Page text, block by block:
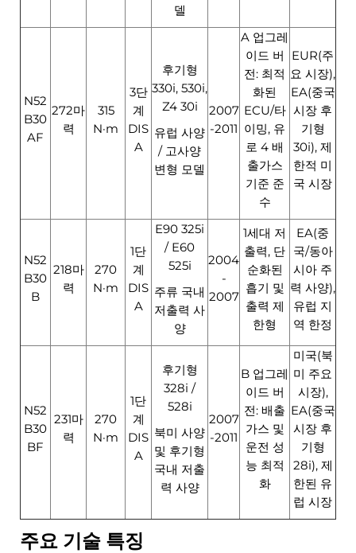
델
N52
B30
AF
272마
력
315
N·m
3단
계
DIS
A
후기형
330i, 530i,
Z4 30i
유럽 사양
/ 고사양
변형 모델
2007
-2011
A 업그레
이드 버
전: 최적
화된
ECU/타
이밍, 유
로 4 배
출가스
기준 준
수
EUR(주
요 시장),
EA(중국
시장 후
기형
30i), 제
한적 미
국 시장
N52
B30
B
218마
력
270
N·m
1단
계
DIS
A
E90 325i
/ E60
525i
주류 국내
저출력 사
양
2004
-
2007
1세대 저
출력, 단
순화된
흡기 및
출력 제
한형
EA(중
국/동아
시아 주
력 사양),
유럽 지
역 한정
N52
B30
BF
231마
력
270
N·m
1단
계
DIS
A
후기형
328i /
528i
북미 사양
및 후기형
국내 저출
력 사양
2007
-2011
B 업그레
이드 버
전: 배출
가스 및
운전 성
능 최적
화
미국(북
미 주요
시장),
EA(중국
시장 후
기형
28i), 제
한된 유
럽 시장
주요 기술 특징